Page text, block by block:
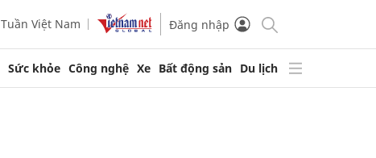
Tuần Việt Nam Đăng nhập
Sức khỏe Công nghệ Xe Bất động sản Du lịch